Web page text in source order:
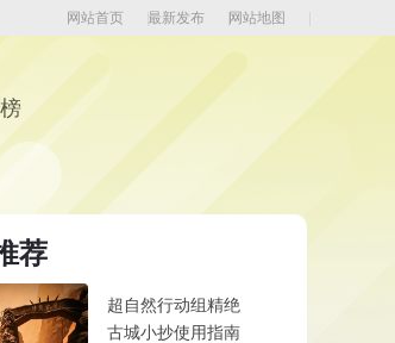
网站地图
最新发布
网站首页
荐
超自然行动组精绝
古城小抄使用指南